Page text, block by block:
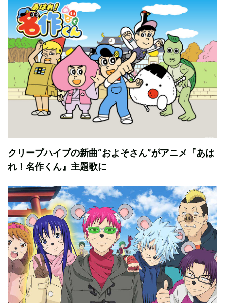
クリープハイプの新曲“およそさん”がアニメ『あは
れ！名作くん』主題歌に